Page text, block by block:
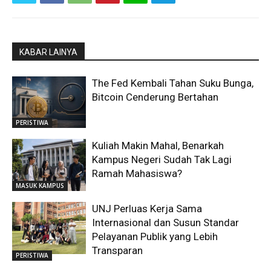
KABAR LAINYA
PERISTIWA
The Fed Kembali Tahan Suku Bunga,
Bitcoin Cenderung Bertahan
MASUK KAMPUS
Kuliah Makin Mahal, Benarkah
Kampus Negeri Sudah Tak Lagi
Ramah Mahasiswa?
PERISTIWA
UNJ Perluas Kerja Sama
Internasional dan Susun Standar
Pelayanan Publik yang Lebih
Transparan